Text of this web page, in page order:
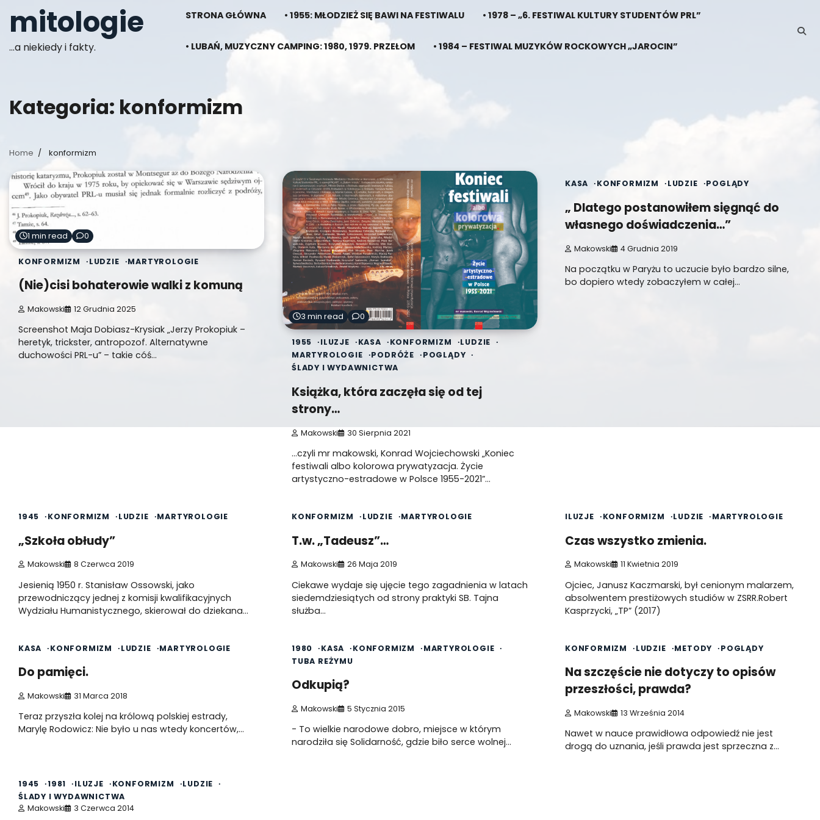
content
mitologie
…a niekiedy i fakty.
STRONA GŁÓWNA • 1955: MŁODZIEŻ SIĘ BAWI NA FESTIWALU • 1978 – „6. FESTIWAL KULTURY STUDENTÓW PRL”
• LUBAŃ, MUZYCZNY CAMPING: 1980, 1979. PRZEŁOM • 1984 – FESTIWAL MUZYKÓW ROCKOWYCH „JAROCIN”
Kategoria: konformizm
Home konformizm
1 min read 0
KONFORMIZM LUDZIE MARTYROLOGIE
(Nie)cisi bohaterowie walki z komuną
Makowski 12 Grudnia 2025
Screenshot Maja Dobiasz-Krysiak „Jerzy Prokopiuk –
heretyk, trickster, antropozof. Alternatywne
duchowości PRL-u” – takie cóś…
3 min read 0
1955 ILUZJE KASA KONFORMIZM
LUDZIE
MARTYROLOGIE
PODRÓŻE
POGLĄDY
ŚLADY I WYDAWNICTWA
Książka, która zaczęła się od tej
strony…
Makowski 30 Sierpnia 2021
…czyli mr makowski, Konrad Wojciechowski „Koniec
festiwali albo kolorowa prywatyzacja. Życie
artystyczno-estradowe w Polsce 1955-2021”…
KASA KONFORMIZM LUDZIE POGLĄDY
„ Dlatego postanowiłem sięgnąć do
własnego doświadczenia…”
Makowski 4 Grudnia 2019
Na początku w Paryżu to uczucie było bardzo silne,
bo dopiero wtedy zobaczyłem w całej…
1945 KONFORMIZM LUDZIE MARTYROLOGIE
„Szkoła obłudy”
Makowski 8 Czerwca 2019
Jesienią 1950 r. Stanisław Ossowski, jako
przewodniczący jednej z komisji kwalifikacyjnych
Wydziału Humanistycznego, skierował do dziekana…
KONFORMIZM LUDZIE MARTYROLOGIE
T.w. „Tadeusz”…
Makowski 26 Maja 2019
Ciekawe wydaje się ujęcie tego zagadnienia w latach
siedemdziesiątych od strony praktyki SB. Tajna
służba…
ILUZJE KONFORMIZM LUDZIE MARTYROLOGIE
Czas wszystko zmienia.
Makowski 11 Kwietnia 2019
Ojciec, Janusz Kaczmarski, był cenionym malarzem,
absolwentem prestiżowych studiów w ZSRR.Robert
Kasprzycki, „TP” (2017)
KASA KONFORMIZM LUDZIE MARTYROLOGIE
Do pamięci.
Makowski 31 Marca 2018
Teraz przyszła kolej na królową polskiej estrady,
Marylę Rodowicz: Nie było u nas wtedy koncertów,…
1980 KASA KONFORMIZM
MARTYROLOGIE
TUBA REŻYMU
Odkupią?
Makowski 5 Stycznia 2015
- To wielkie narodowe dobro, miejsce w którym
narodziła się Solidarność, gdzie biło serce wolnej…
KONFORMIZM LUDZIE METODY POGLĄDY
Na szczęście nie dotyczy to opisów
przeszłości, prawda?
Makowski 13 Września 2014
Nawet w nauce prawidłowa odpowiedź nie jest
drogą do uznania, jeśli prawda jest sprzeczna z…
1945 1981 ILUZJE KONFORMIZM
LUDZIE
ŚLADY I WYDAWNICTWA
Makowski
3 Czerwca 2014